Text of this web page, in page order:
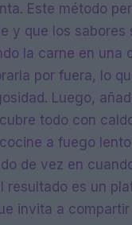
Este método
y que los sabores
la carne en una
por fuera, lo
Luego,
todo con
a fuego
de vez en
resultado es un
invita a